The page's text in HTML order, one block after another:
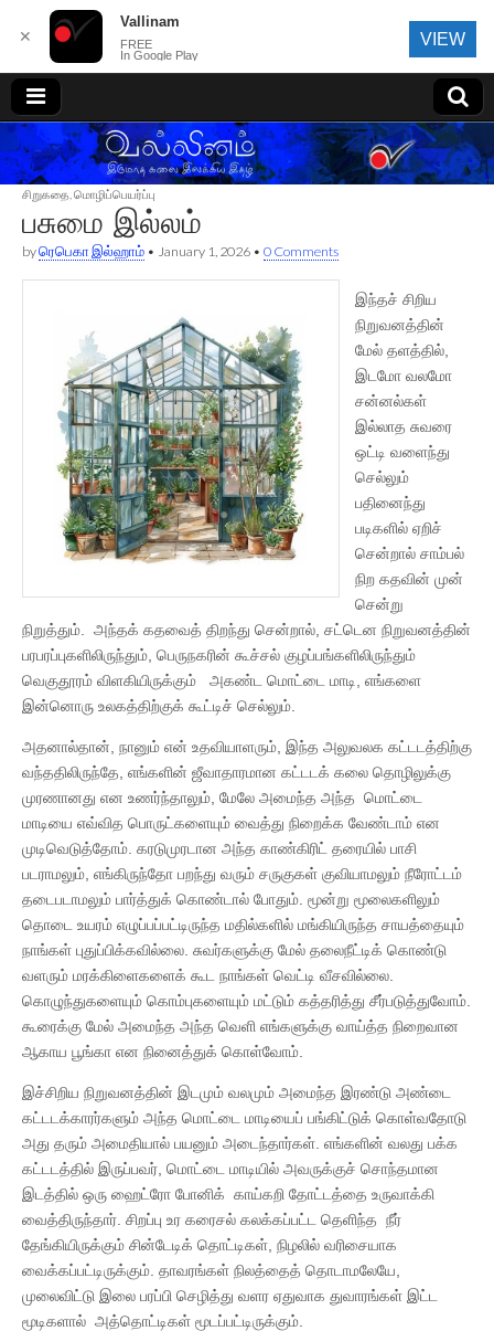
வல்லினம்
சிறுகதை மொழிப்பெயர்ப்பு
பசுமை இல்லம்
byரெபெகா இல்ஹாம் • January 1, 2026 • 0 Comments
இந்தச் சிறிய
நிறுவனத்தின்
மேல் தளத்தில்,
இடமோ வலமோ
சன்னல்கள்
இல்லாத சுவரை
ஒட்டி வளைந்து
செல்லும்
பதினைந்து
படிகளில் ஏறிச்
சென்றால் சாம்பல்
நிற கதவின் முன்
சென்று
நிறுத்தும். அந்தக் கதவைத் திறந்து சென்றால், சட்டென நிறுவனத்தின்
பரபரப்புகளிலிருந்தும், பெருநகரின் கூச்சல் குழப்பங்களிலிருந்தும்
வெகுதூரம் விளகியிருக்கும் அகண்ட மொட்டை மாடி, எங்களை
இன்னொரு உலகத்திற்குக் கூட்டிச் செல்லும்.
அதனால்தான், நானும் என் உதவியாளரும், இந்த அலுவலக கட்டடத்திற்கு
வந்ததிலிருந்தே, எங்களின் ஜீவாதாரமான கட்டடக் கலை தொழிலுக்கு
முரணானது என உணர்ந்தாலும், மேலே அமைந்த அந்த மொட்டை
மாடியை எவ்வித பொருட்களையும் வைத்து நிறைக்க வேண்டாம் என
முடிவெடுத்தோம். கரடுமுரடான அந்த காண்கிரிட் தரையில் பாசி
படராமலும், எங்கிருந்தோ பறந்து வரும் சருகுகள் குவியாமலும் நீரோட்டம்
தடைபடாமலும் பார்த்துக் கொண்டால் போதும். மூன்று மூலைகளிலும்
தொடை உயரம் எழுப்பப்பட்டிருந்த மதில்களில் மங்கியிருந்த சாயத்தையும்
நாங்கள் புதுப்பிக்கவில்லை. சுவர்களுக்கு மேல் தலைநீட்டிக் கொண்டு
வளரும் மரக்கிளைகளைக் கூட நாங்கள் வெட்டி வீசவில்லை.
கொழுந்துகளையும் கொம்புகளையும் மட்டும் கத்தரித்து சீர்படுத்துவோம்.
கூரைக்கு மேல் அமைந்த அந்த வெளி எங்களுக்கு வாய்த்த நிறைவான
ஆகாய பூங்கா என நினைத்துக் கொள்வோம்.
இச்சிறிய நிறுவனத்தின் இடமும் வலமும் அமைந்த இரண்டு அண்டை
கட்டடக்காரர்களும் அந்த மொட்டை மாடியைப் பங்கிட்டுக் கொள்வதோடு
அது தரும் அமைதியால் பயனும் அடைந்தார்கள். எங்களின் வலது பக்க
கட்டடத்தில் இருப்பவர், மொட்டை மாடியில் அவருக்குச் சொந்தமான
இடத்தில் ஒரு ஹைட்ரோ போனிக் காய்கறி தோட்டத்தை உருவாக்கி
வைத்திருந்தார். சிறப்பு உர கரைசல் கலக்கப்பட்ட தெளிந்த நீர்
தேங்கியிருக்கும் சின்டேடிக் தொட்டிகள், நிழலில் வரிசையாக
வைக்கப்பட்டிருக்கும். தாவரங்கள் நிலத்தைத் தொடாமலேயே,
முலைவிட்டு இலை பரப்பி செழித்து வளர ஏதுவாக துவாரங்கள் இட்ட
மூடிகளால் அத்தொட்டிகள் மூடப்பட்டிருக்கும்.
✕
Vallinam
FREE
In Google Play
VIEW